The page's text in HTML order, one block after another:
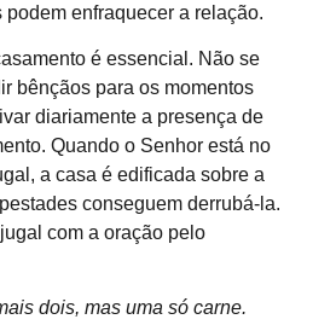
enfraquecer a relação.
é essencial. Não se
bênçãos para os momentos
diariamente a presença de
Quando o Senhor está no
a casa é edificada sobre a
conseguem derrubá-la.
com a oração pelo
dois, mas uma só carne.